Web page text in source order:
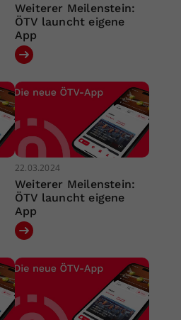
Weiterer Meilenstein:
ÖTV launcht eigene
App
22.03.2024
Weiterer Meilenstein:
ÖTV launcht eigene
App